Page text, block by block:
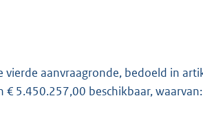
aanvraagronde, bedoeld in
€ 5.450.257,00 beschikbaar, waarvan: